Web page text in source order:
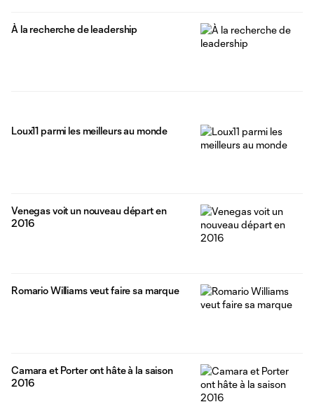
À la recherche de leadership
Loux11 parmi les meilleurs au monde
Venegas voit un nouveau départ en
2016
Romario Williams veut faire sa marque
Camara et Porter ont hâte à la saison
2016